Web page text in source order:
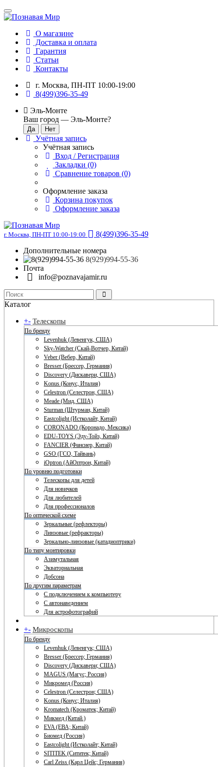
О магазине
Доставка и оплата
Гарантия
Статьи
Контакты
г. Москва, ПН-ПТ 10:00-19:00
8(499)396-35-49
Эль-Монте
Ваш город — Эль-Монте?
Учётная запись
Учётная запись
Вход / Регистрация
Закладки (0)
Сравнение товаров (0)
Оформление заказа
Корзина покупок
Оформление заказа
г. Москва, ПН-ПТ 10:00-19:00
8(499)396-35-49
Дополнительные номера
8(929)994-55-36
Почта
info@poznavajamir.ru
Каталог
+- Телескопы
По бренду
Levenhuk (Левенгук, США)
Sky-Watcher (Скай-Вотчер, Китай)
Veber (Вебер, Китай)
Bresser (Брессер, Германия)
Discovery (Дискавери, США)
Konus (Конус, Италия)
Celestron (Селестрон, США)
Meade (Мид, США)
Sturman (Штурман, Китай)
Eastcolight (Истколайт, Китай)
CORONADO (Коронадо, Мексика)
EDU-TOYS (Эду-Тойз, Китай)
FANCIER (Фансиер, Китай)
GSO (ГСО, Тайвань)
iOptron (АйОптрон, Китай)
По уровню подготовки
Телескопы для детей
Для новичков
Для любителей
Для профессионалов
По оптической схеме
Зеркальные (рефлекторы)
Линзовые (рефракторы)
Зеркально-линзовые (катадиоптрики)
По типу монтировки
Азимутальная
Экваториальная
Добсона
По другим параметрам
С подключением к компьютеру
С автонаведением
Для астрофотографий
+- Микроскопы
По бренду
Levenhuk (Левенгук; США)
Bresser (Брессер; Германия)
Discovery (Дискавери; США)
MAGUS (Магус; Россия)
Микромед (Россия)
Celestron (Селестрон; США)
Konus (Конус; Италия)
Kromatech (Кроматек; Китай)
Микмед (Китай.)
EVA (ЕВА; Китай)
Биомед (Россия)
Eastcolight (Истколайт; Китай)
SITITEK (Сититек; Китай)
Carl Zeiss (Карл Цейс; Германия)